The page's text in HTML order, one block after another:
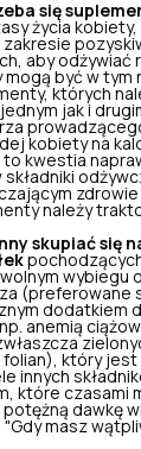
się
życia
aby odżywiać
być w tym
których
jak i
kobietyna
kwestia
należy
skupiać się
wybiegu
(preferowane
dodatkiem
anemią
zwłaszcza
folian), który jest
innych
które czasami
dawkę
masz